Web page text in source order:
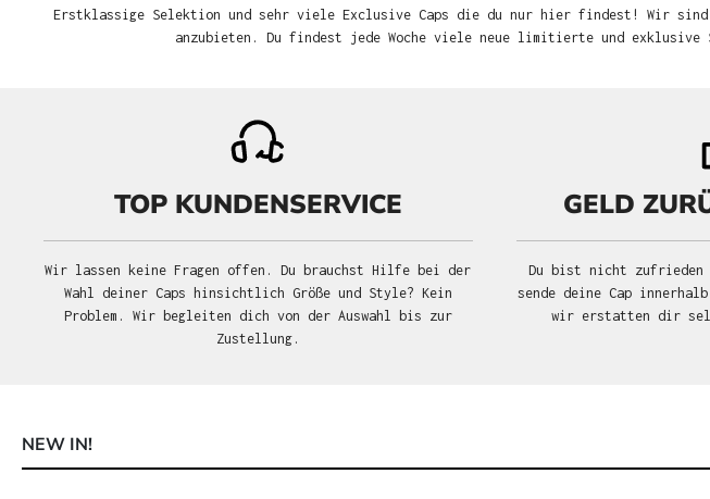
Erstklassige Selektion und sehr viele Exclusive Caps die du nur hier findest! Wir sind
anzubieten. Du findest jede Woche viele neue limitierte und exklusive
TOP KUNDENSERVICE
Wir lassen keine Fragen offen. Du brauchst Hilfe bei der
Wahl deiner Caps hinsichtlich Größe und Style? Kein
Problem. Wir begleiten dich von der Auswahl bis zur
Zustellung.
GELD
Du bist nicht zufrieden
sende deine Cap
wir erstatten dir
NEW IN!